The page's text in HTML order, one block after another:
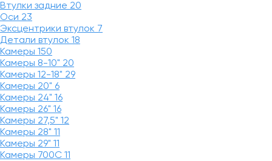
Втулки задние 20
Оси 23
Эксцентрики втулок 7
Детали втулок 18
Камеры 150
Камеры 8-10" 20
Камеры 12-18" 29
Камеры 20" 6
Камеры 24" 16
Камеры 26" 16
Камеры 27,5" 12
Камеры 28" 11
Камеры 29" 11
Камеры 700C 11